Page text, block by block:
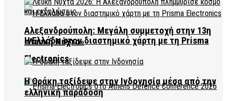
Η Ελλάδα στον διαστημικό χάρτη με τη Prisma
Electronics
Αλεξανδρούπολη: Μεγάλη συμμετοχή στην 13η
«Λευκή Νύχτα»
Η Θράκη ταξίδεψε στην Ινδονησία μέσα από την
ελληνική παράδοση